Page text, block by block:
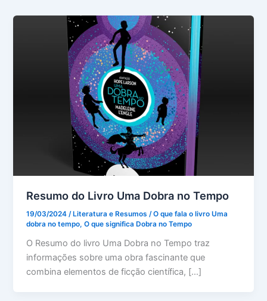
Resumo do Livro Uma Dobra no Tempo
19/03/2024 /Literatura e Resumos /O que fala o livro Uma
dobra no tempo,O que significa Dobra no Tempo
O Resumo do livro Uma Dobra no Tempo traz
informações sobre uma obra fascinante que
combina elementos de ficção científica, […]